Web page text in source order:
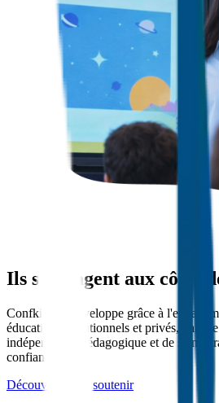
Ils s'engagent aux côtés
Confkids se développe grâce à
éducatifs, institutionnels et privés, dans
indépendance pédagogique et de sa
confiance !
Découvrir Nous soutenir